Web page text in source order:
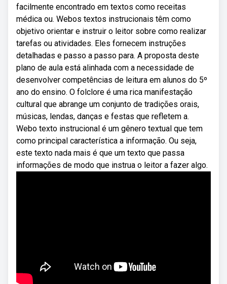
facilmente encontrado em textos como receitas
médica ou. Webos textos instrucionais têm como
objetivo orientar e instruir o leitor sobre como realizar
tarefas ou atividades. Eles fornecem instruções
detalhadas e passo a passo para. A proposta deste
plano de aula está alinhada com a necessidade de
desenvolver competências de leitura em alunos do 5º
ano do ensino. O folclore é uma rica manifestação
cultural que abrange um conjunto de tradições orais,
músicas, lendas, danças e festas que refletem a.
Webo texto instrucional é um gênero textual que tem
como principal característica a informação. Ou seja,
este texto nada mais é que um texto que passa
informações de modo que instrua o leitor a fazer algo.